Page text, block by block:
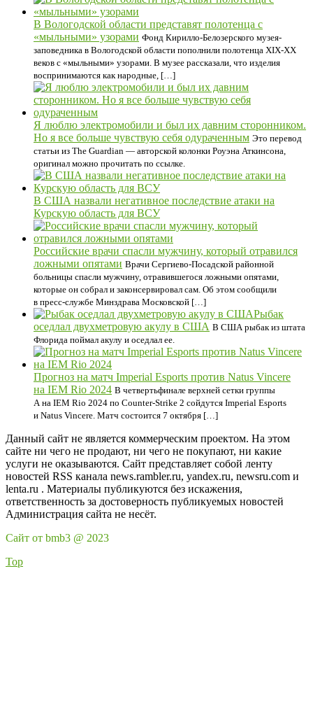
В Вологодской области представят полотенца с
«мыльными» узорами Фонд Кирилло-Белозерского музея-
заповедника в Вологодской области пополнили полотенца XIX-XX
веков с «мыльными» узорами. В музее рассказали, что изделия
воспринимаются как народные, […]
Я люблю электромобили и был их давним сторонником.
Но я все больше чувствую себя одураченным Это перевод
статьи из The Guardian — авторской колонки Роуэна Аткинсона,
оригинал можно прочитать по ссылке.
В США назвали негативное последствие атаки на
Курскую область для ВСУ
Российские врачи спасли мужчину, который отравился
ложными опятами Врачи Сергиево-Посадской районной
больницы спасли мужчину, отравившегося ложными опятами,
которые он собрал и законсервировал сам. Об этом сообщили
в пресс-службе Минздрава Московской […]
Рыбак
оседлал двухметровую акулу в США В США рыбак из штата
Флорида поймал акулу и оседлал ее.
Прогноз на матч Imperial Esports против Natus Vincere
на IEM Rio 2024 В четвертьфинале верхней сетки группы
А на IEM Rio 2024 по Counter-Strike 2 сойдутся Imperial Esports
и Natus Vincere. Матч состоится 7 октября […]
Данный сайт не является коммерческим проектом. На этом
сайте ни чего не продают, ни чего не покупают, ни какие
услуги не оказываются. Сайт представляет собой ленту
новостей RSS канала news.rambler.ru, yandex.ru, newsru.com и
lenta.ru . Материалы публикуются без искажения,
ответственность за достоверность публикуемых новостей
Администрация сайта не несёт.
Сайт от bmb3 @ 2023
Top